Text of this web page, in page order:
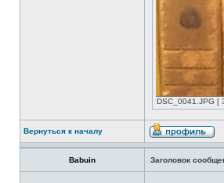
DSC_0041.JPG [
Вернуться к началу
Babuin Заголовок